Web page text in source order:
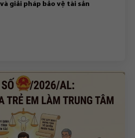
giải pháp bảo vệ tài sản